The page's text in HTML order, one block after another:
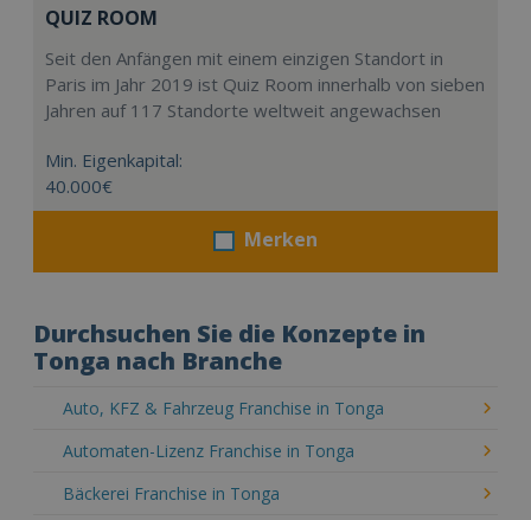
QUIZ ROOM
Seit den Anfängen mit einem einzigen Standort in
Paris im Jahr 2019 ist Quiz Room innerhalb von sieben
Jahren auf 117 Standorte weltweit angewachsen
Min. Eigenkapital:
40.000€
Merken
Durchsuchen Sie die Konzepte in
Tonga nach Branche
Auto, KFZ & Fahrzeug Franchise in Tonga
Automaten-Lizenz Franchise in Tonga
Bäckerei Franchise in Tonga